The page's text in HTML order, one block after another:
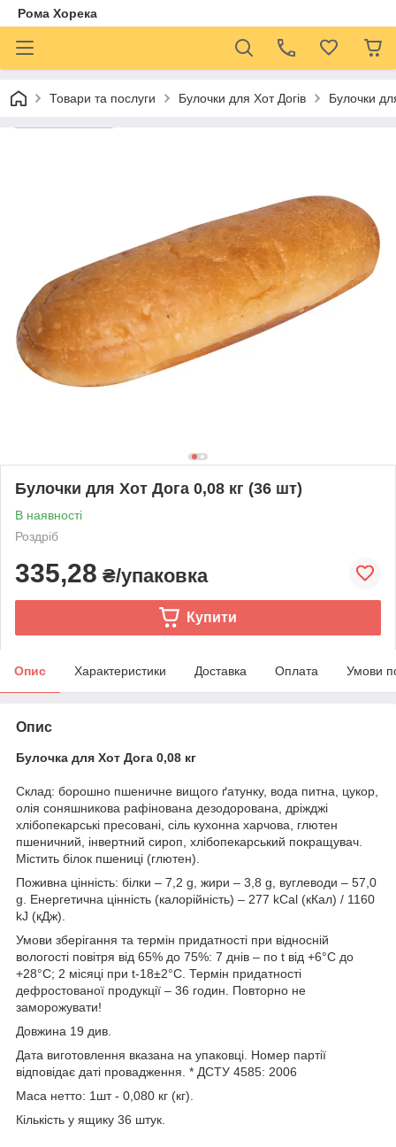
Рома Хорека
Товари та послуги Булочки для Хот Догів Булочки
Булочки для Хот Дога 0,08 кг (36 шт)
В наявності
Роздріб
335,28 ₴/упаковка
Купити
Опис Характеристики Доставка Оплата Умови
Опис
Булочка для Хот Дога 0,08 кг
Склад: борошно пшеничне вищого ґатунку, вода питна, цукор,
олія соняшникова рафінована дезодорована, дріжджі
хлібопекарські пресовані, сіль кухонна харчова, глютен
пшеничний, інвертний сироп, хлібопекарський покращувач.
Містить білок пшениці (глютен).
Поживна цінність: білки – 7,2 g, жири – 3,8 g, вуглеводи – 57,0
g. Енергетична цінність (калорійність) – 277 kCal (кКал) / 1160
kJ (кДж).
Умови зберігання та термін придатності при відносній
вологості повітря від 65% до 75%: 7 днів – по t від +6°С до
+28°С; 2 місяці при t-18±2°С. Термін придатності
дефростованої продукції – 36 годин. Повторно не
заморожувати!
Довжина 19 див.
Дата виготовлення вказана на упаковці. Номер партії
відповідає даті провадження. * ДСТУ 4585: 2006
Маса нетто: 1шт - 0,080 кг (кг).
Кількість у ящику 36 штук.